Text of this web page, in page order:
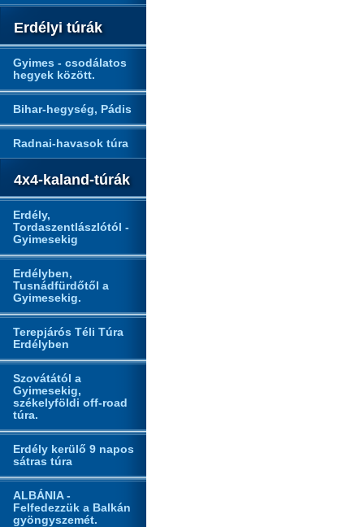
Erdélyi túrák
Gyimes - csodálatos
hegyek között.
Bihar-hegység, Pádis
Radnai-havasok túra
4x4-kaland-túrák
Erdély,
Tordaszentlászlótól -
Gyimesekig
Erdélyben,
Tusnádfürdőtől a
Gyimesekig.
Terepjárós Téli Túra
Erdélyben
Szovátától a
Gyimesekig,
székelyföldi off-road
túra.
Erdély kerülő 9 napos
sátras túra
ALBÁNIA -
Felfedezzük a Balkán
gyöngyszemét.